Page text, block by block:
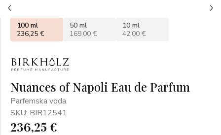
Nuances of Napoli Eau de Parfum
Parfemska voda
SKU: BIR12541
236,25 €
100 ml
236,25 €
50 ml
169,00 €
10 ml
42,00 €